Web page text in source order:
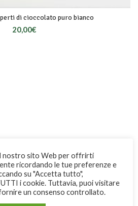
di cioccolato puro bianco
20,00€
Fratelli Marano fanno conoscere nel
di Calabria
nostro sito Web per offrirti
ricordando le tue preferenze e
su "Accetta tutto",
i cookie. Tuttavia, puoi visitare
un consenso controllato.